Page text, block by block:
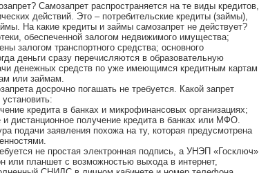
Самозапрет распространяется на те виды кредитов,
действий. Это – потребительские кредиты (займы),
На какие кредиты и займы самозапрет не действует?
обеспеченной залогом недвижимого имущества;
залогом транспортного средства; основного
деньги сразу перечисляются в образовательную
денежных средств по уже имеющимся кредитным картам
или займам.
досрочно погашать не требуется. Какой запрет
кредита в банках и микрофинансовых организациях;
дистанционное получение кредита в банках или МФО.
подачи заявления похожа на ту, которая предусмотрена
не простая электронная подпись, а УНЭП «Госключ»
планшет с возможностью выхода в интернет,